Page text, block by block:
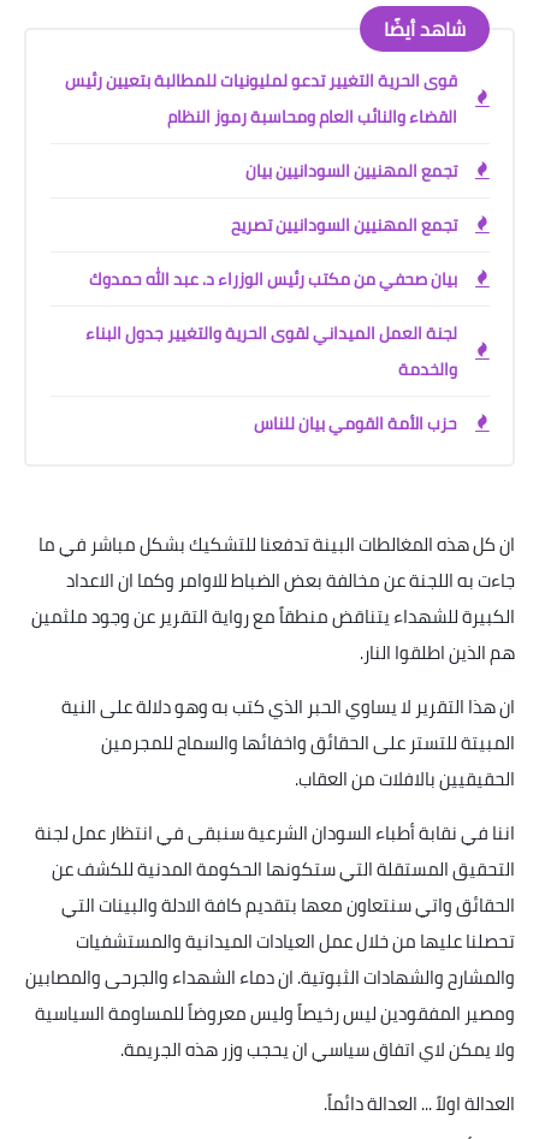
شاهد أيضًا
قوى الحرية التغيير تدعو لمليونيات للمطالبة بتعيين رئيس
القضاء والنائب العام ومحاسبة رموز النظام
تجمع المهنيين السودانيين بيان
تجمع المهنيين السودانيين تصريح
بيان صحفي من مكتب رئيس الوزراء د. عبد الله حمدوك
لجنة العمل الميداني لقوى الحرية والتغيير جدول البناء
والخدمة
حزب الأمة القومي بيان للناس
ان كل هذه المغالطات البينة تدفعنا للتشكيك بشكل مباشر في ما
جاءت به اللجنة عن مخالفة بعض الضباط للاوامر وكما ان الاعداد
الكبيرة للشهداء يتناقض منطقاً مع رواية التقرير عن وجود ملثمين
هم الذين اطلقوا النار.
ان هذا التقرير لا يساوي الحبر الذي كتب به وهو دلالة على النية
المبيتة للتستر على الحقائق واخفائها والسماح للمجرمين
الحقيقيين بالافلات من العقاب.
اننا في نقابة أطباء السودان الشرعية سنبقى في انتظار عمل لجنة
التحقيق المستقلة التي ستكونها الحكومة المدنية للكشف عن
الحقائق واتي سنتعاون معها بتقديم كافة الادلة والبينات التي
تحصلنا عليها من خلال عمل العيادات الميدانية والمستشفيات
والمشارح والشهادات الثبوتية. ان دماء الشهداء والجرحى والمصابين
ومصير المفقودين ليس رخيصاً وليس معروضاً للمساومة السياسية
ولا يمكن لاي اتفاق سياسي ان يحجب وزر هذه الجريمة.
العدالة اولاً ... العدالة دائماً.